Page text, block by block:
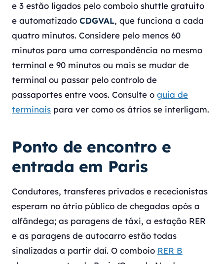
e 3 estão ligados pelo comboio shuttle gratuito
e automatizado CDGVAL, que funciona a cada
quatro minutos. Considere pelo menos 60
minutos para uma correspondência no mesmo
terminal e 90 minutos ou mais se mudar de
terminal ou passar pelo controlo de
passaportes entre voos. Consulte o guia de
terminais para ver como os átrios se interligam.
Ponto de encontro e
entrada em Paris
Condutores, transferes privados e rececionistas
esperam no átrio público de chegadas após a
alfândega; as paragens de táxi, a estação RER
e as paragens de autocarro estão todas
sinalizadas a partir daí. O comboio RER B